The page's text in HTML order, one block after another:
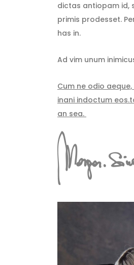
dictas antiopam id,
primis prodesset.
has in.
Ad vim unum
Cum ne odio
inani indoctum
an sea.